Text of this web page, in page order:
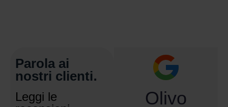
Parola ai
nostri clienti.
Leggi le Olivo